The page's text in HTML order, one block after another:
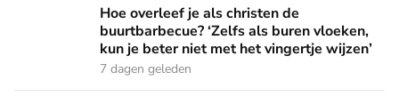
Hoe overleef je als christen de buurtbarbecue? ‘Zelfs als
Hoe overleef je als christen de
buurtbarbecue? ‘Zelfs als buren vloeken,
kun je beter niet met het vingertje wijzen’
7 dagen geleden